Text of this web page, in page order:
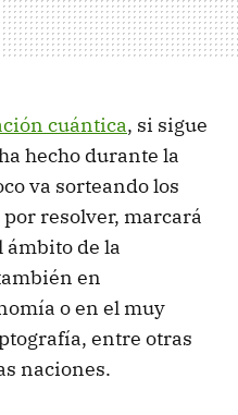
cuántica, si sigue
hecho durante la
va sorteando los
resolver, marcará
ámbito de la
en
o en el muy
entre otras
naciones.